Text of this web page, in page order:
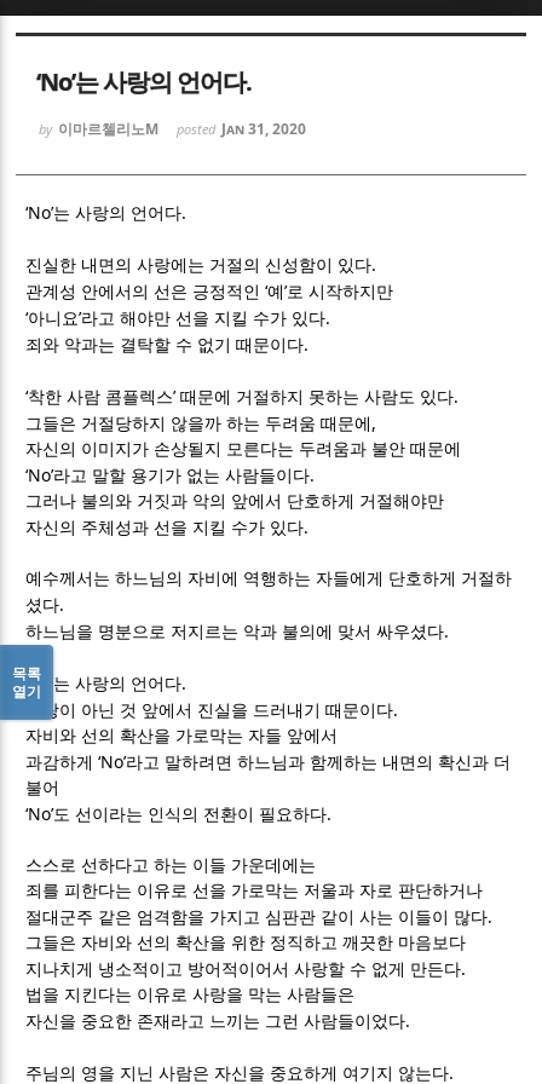
‘No’는 사랑의 언어다.
by 이마르첼리노M posted Jan 31, 2020
‘No’는 사랑의 언어다.
진실한 내면의 사랑에는 거절의 신성함이 있다.
관계성 안에서의 선은 긍정적인‘예’로 시작하지만
‘아니요’라고 해야만 선을 지킬 수가 있다.
죄와 악과는 결탁할 수 없기 때문이다.
‘착한 사람 콤플렉스’때문에 거절하지 못하는 사람도 있다.
그들은 거절당하지 않을까 하는 두려움 때문에 ,
자신의 이미지가 손상될지 모른다는 두려움과 불안 때문에
‘No’라고 말할 용기가 없는 사람들이다.
그러나 불의와 거짓과 악의 앞에서 단호하게 거절해야만
자신의 주체성과 선을 지킬 수가 있다.
예수께서는 하느님의 자비에 역행하는 자들에게 단호하게 거절하
셨다.
하느님을 명분으로 저지르는 악과 불의에 맞서 싸우셨다.
‘No’는 사랑의 언어다.
사랑이 아닌 것 앞에서 진실을 드러내기 때문이다.
자비와 선의 확산을 가로막는 자들 앞에서
과감하게‘No’라고 말하려면 하느님과 함께하는 내면의 확신과 더
불어
‘No’도 선이라는 인식의 전환이 필요하다.
스스로 선하다고 하는 이들 가운데에는
죄를 피한다는 이유로 선을 가로막는 저울과 자로 판단하거나
절대군주 같은 엄격함을 가지고 심판관 같이 사는 이들이 많다.
그들은 자비와 선의 확산을 위한 정직하고 깨끗한 마음보다
지나치게 냉소적이고 방어적이어서 사랑할 수 없게 만든다.
법을 지킨다는 이유로 사랑을 막는 사람들은
자신을 중요한 존재라고 느끼는 그런 사람들이었다.
주님의 영을 지닌 사람은 자신을 중요하게 여기지 않는다.
목록
열기
Sketchbook5, 스케치북5
Sketchbook5, 스케치북5
Sketchbook5, 스케치북5
Sketchbook5, 스케치북5